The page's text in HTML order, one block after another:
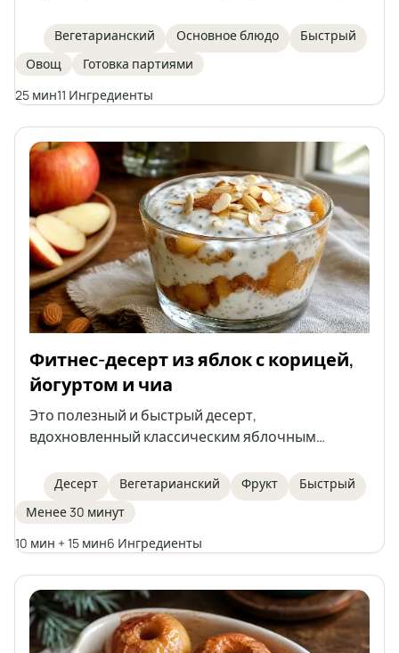
основе натурального йогурта и майонеза.
Идеально подходит для сытного перекуса, обеда
или лёгкого ужина. Блюдо легко готовится и
обладает насыщенным вкусом.
Вегетарианский Основное блюдо
Быстрый
Овощ
Готовка партиями
25 мин11 Ингредиенты
Фитнес-десерт из яблок с корицей,
йогуртом и чиа
Это полезный и быстрый десерт,
вдохновленный классическим яблочным
Состоит из тушёных яблок с корицей, нежного
йогуртового крема с семенами чиа и
хрустящего миндаля сверху. Идеально подходит
для тех, кто следит за питанием и любит
Десерт Вегетарианский Фрукт
Быстрый
Менее 30 минут
10 мин + 15 мин6 Ингредиенты